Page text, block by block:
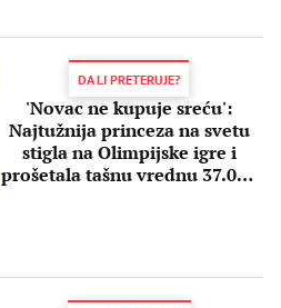
DA LI PRETERUJE?
'Novac ne kupuje sreću':
Najtužnija princeza na svetu
stigla na Olimpijske igre i
prošetala tašnu vrednu 37.000